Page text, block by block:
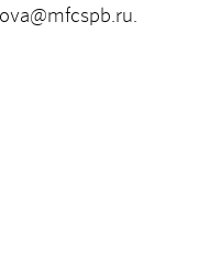
.